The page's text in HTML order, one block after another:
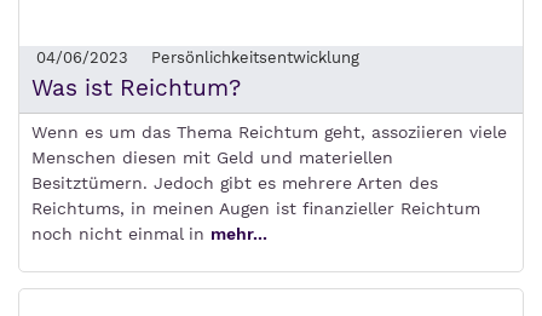
04/06/2023 Persönlichkeitsentwicklung
Was ist Reichtum?
Wenn es um das Thema Reichtum geht, assoziieren viele
Menschen diesen mit Geld und materiellen
Besitztümern. Jedoch gibt es mehrere Arten des
Reichtums, in meinen Augen ist finanzieller Reichtum
noch nicht einmal in mehr...